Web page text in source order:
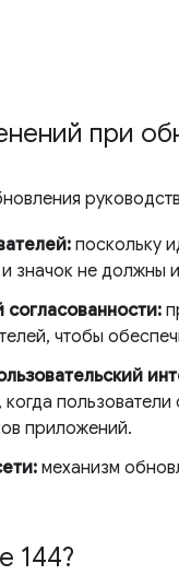
при
поскольку
значок не должны
чтобы
приложений.
механизм
144?